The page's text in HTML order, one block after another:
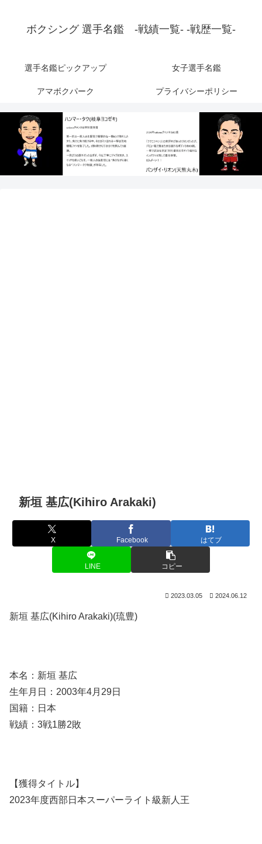
ボクシング 選手名鑑 -戦績一覧- -戦歴一覧-
選手名鑑ピックアップ 女子選手名鑑
アマボクパーク プライバシーポリシー
新垣 基広(Kihiro Arakaki)
X Facebook はてブ
LINE コピー
2023.03.05 2024.06.12
新垣 基広(Kihiro Arakaki)(琉豊)
本名：新垣 基広
生年月日：2003年4月29日
国籍：日本
戦績：3戦1勝2敗
【獲得タイトル】
2023年度西部日本スーパーライト級新人王